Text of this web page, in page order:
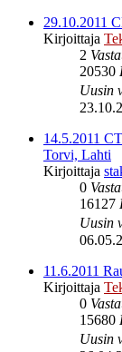
29.10.2011
Kirjoittaja
2
20530
Uusin
14.5.2011
Torvi, Lahti
Kirjoittaja
0
16127
Uusin
11.6.2011
Kirjoittaja
0
15680
Uusin